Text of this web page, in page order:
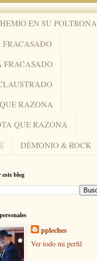
EN SU POLTRONA
FRACASADO
FRACASADO
RAZONA
QUE RAZONA
DEMONIO & ROCK
este blog
ppleches
Ver todo mi perfil